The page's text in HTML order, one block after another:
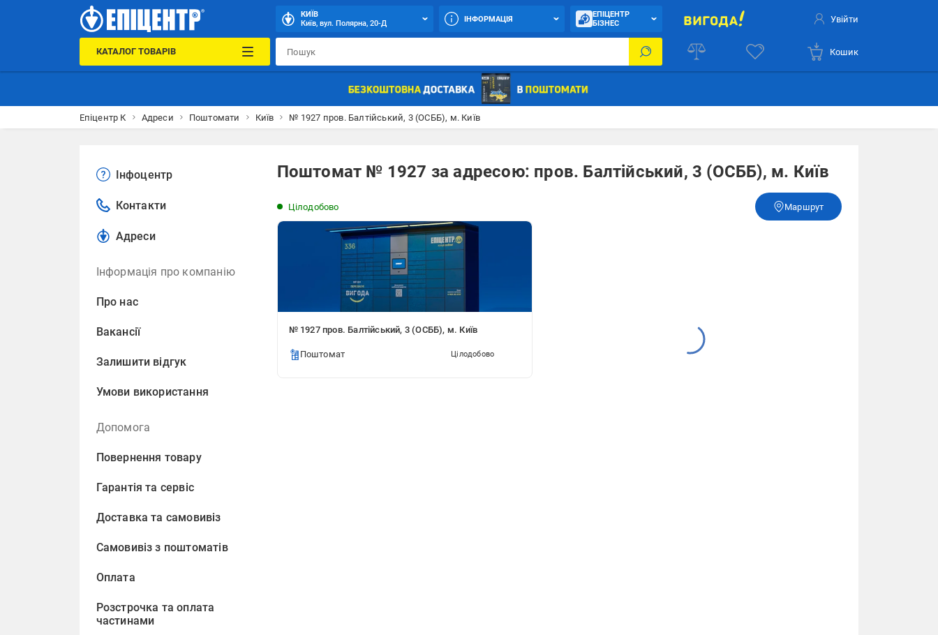
КИЇВ
Київ, вул. Полярна, 20-Д
ІНФОРМАЦІЯ
ЕПІЦЕНТР
БІЗНЕС
Увійти
КАТАЛОГ ТОВАРІВ Кошик
Епіцентр К Адреси Поштомати Київ № 1927 пров. Балтійський, 3 (ОСББ), м. Київ
Інфоцентр
Контакти
Адреси
Інформація про компанію
Про нас
Вакансії
Залишити відгук
Умови використання
Допомога
Повернення товару
Гарантія та сервіс
Доставка та самовивіз
Самовивіз з поштоматів
Оплата
Розстрочка та оплата
частинами
Поштомат № 1927 за адресою: пров. Балтійський, 3 (ОСББ), м. Київ
Цілодобово Маршрут
№ 1927 пров. Балтійський, 3 (ОСББ), м. Київ
Поштомат Цілодобово